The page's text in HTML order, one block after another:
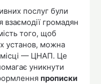
послуг були
громадян
того, щоб
установ, можна
— ЦНАП. Це
уникнути
прописки